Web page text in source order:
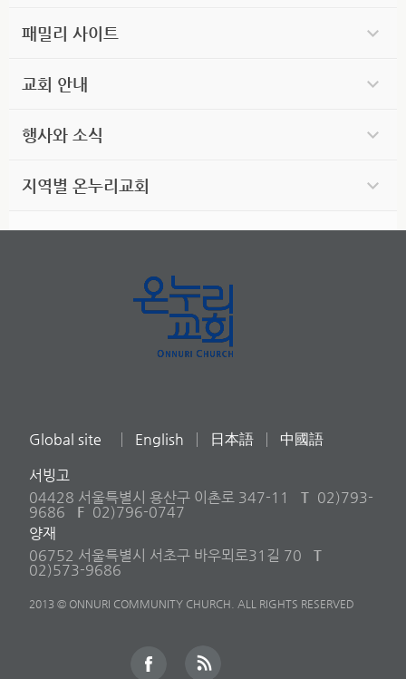
패밀리 사이트
교회 안내
행사와 소식
지역별 온누리교회
Global site English 日本語 中國語
서빙고
04428 서울특별시 용산구 이촌로 347-11
T 02)793-
9686
F 02)796-0747
양재
06752 서울특별시 서초구 바우뫼로31길 70
T
02)573-9686
2013 © ONNURI COMMUNITY CHURCH. ALL RIGHTS RESERVED